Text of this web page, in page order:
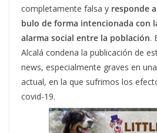
completamente falsa y responde
bulo de forma intencionada con
alarma social entre la población.
Alcalá condena la publicación de
news, especialmente graves en
actual, en la que sufrimos los
covid-19.